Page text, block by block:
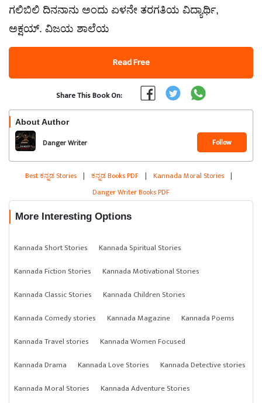
ಗಲಿಬಿಲಿ ದಿನನಾನು ಅಂದು ಏಳನೇ ತರಗತಿಯ ವಿದ್ಯಾರ್ಥಿ,
ಅಕ್ಷಯ್. ವಿಜಯ ಶಾಲೆಯ
Read Free
Share This Book On:
About Author
Danger Writer Follow
Best ಕನ್ನಡ Stories | ಕನ್ನಡ Books PDF | Kannada Moral Stories |
Danger Writer Books PDF
More Interesting Options
Kannada Short Stories
Kannada Spiritual Stories
Kannada Fiction Stories
Kannada Motivational Stories
Kannada Classic Stories
Kannada Children Stories
Kannada Comedy stories
Kannada Magazine
Kannada Poems
Kannada Travel stories
Kannada Women Focused
Kannada Drama
Kannada Love Stories
Kannada Detective stories
Kannada Moral Stories
Kannada Adventure Stories